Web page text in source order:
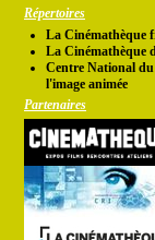
Répertoires
La Cinémathèque
La Cinémathèque
Centre National
l'image animée
Partenaires